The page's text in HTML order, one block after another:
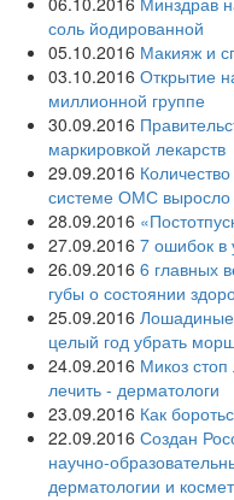
соль йодированной
05.10.2016 Макияж и
03.10.2016 Открытие
миллионной группе
30.09.2016
маркировкой лекарств
29.09.2016
системе ОМС выросло
28.09.2016
27.09.2016 7 ошибок в
26.09.2016 6 главных
губы о состоянии
25.09.2016 Лошадиные
целый год убрать
24.09.2016 Микоз
лечить - дерматологи
23.09.2016 Как
22.09.2016 Создан
научно-
дерматологии и